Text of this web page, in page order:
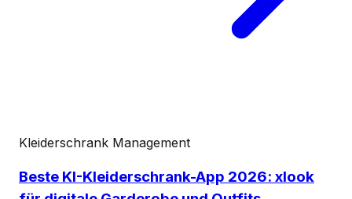
Kleiderschrank Management
Beste KI-Kleiderschrank-App 2026: xlook